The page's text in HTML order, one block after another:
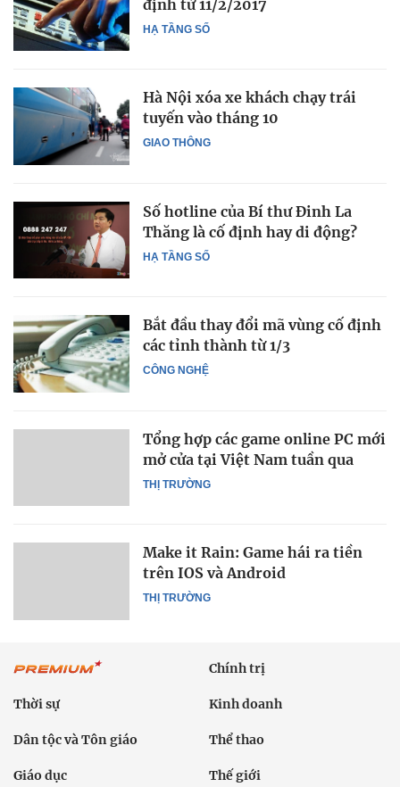
HẠ TẦNG SỐ
định từ 11/2/2017
GIAO THÔNG
Hà Nội xóa xe khách chạy trái
tuyến vào tháng 10
HẠ TẦNG SỐ
Số hotline của Bí thư Đinh La
Thăng là cố định hay di động?
CÔNG NGHỆ
Bắt đầu thay đổi mã vùng cố định
các tỉnh thành từ 1/3
THỊ TRƯỜNG
Tổng hợp các game online PC mới
mở cửa tại Việt Nam tuần qua
THỊ TRƯỜNG
Make it Rain: Game hái ra tiền
trên IOS và Android
Chính trị
Thời sự Kinh doanh
Dân tộc và Tôn giáo Thể thao
Giáo dục Thế giới